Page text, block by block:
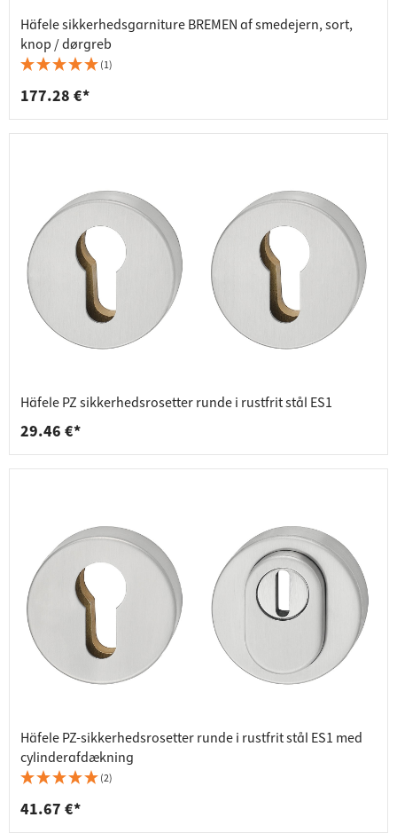
Häfele sikkerhedsgarniture BREMEN af smedejern, sort,
knop / dørgreb
(1)
177.28 €*
Häfele PZ sikkerhedsrosetter runde i rustfrit stål ES1
29.46 €*
Häfele PZ-sikkerhedsrosetter runde i rustfrit stål ES1 med
cylinderafdækning
(2)
41.67 €*